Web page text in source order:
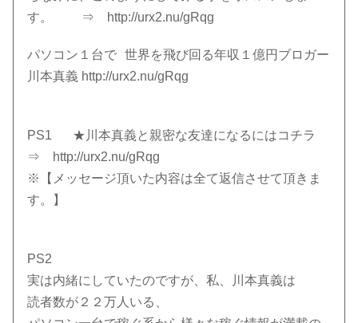
す。 ⇒ http://urx2.nu/gRqg
パソコン１台で 世界を飛び回る年収１億円ブロガー
川本真義 http://urx2.nu/gRqg
PS1 ★川本真義と親密な友達になるにはコチラ
⇒ http://urx2.nu/gRqg
※【メッセージ頂いた内容は全て返信させて頂きま
す。】
PS2
実は内緒にしていたのですが、私、川本真義は
読者数が２２万人いる、